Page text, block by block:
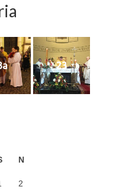
29.03.2026
29.06.2025
Bożego Ciała
23
N
2